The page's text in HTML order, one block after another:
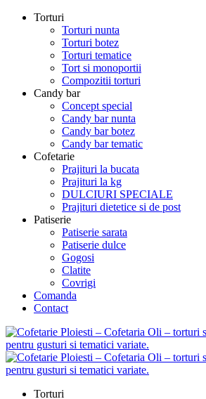
Torturi
Torturi nunta
Torturi botez
Torturi tematice
Tort si monoportii
Compozitii torturi
Candy bar
Concept special
Candy bar nunta
Candy bar botez
Candy bar tematic
Cofetarie
Prajituri la bucata
Prajituri la kg
DULCIURI SPECIALE
Prajituri dietetice si de post
Patiserie
Patiserie sarata
Patiserie dulce
Gogosi
Clatite
Covrigi
Comanda
Contact
Torturi